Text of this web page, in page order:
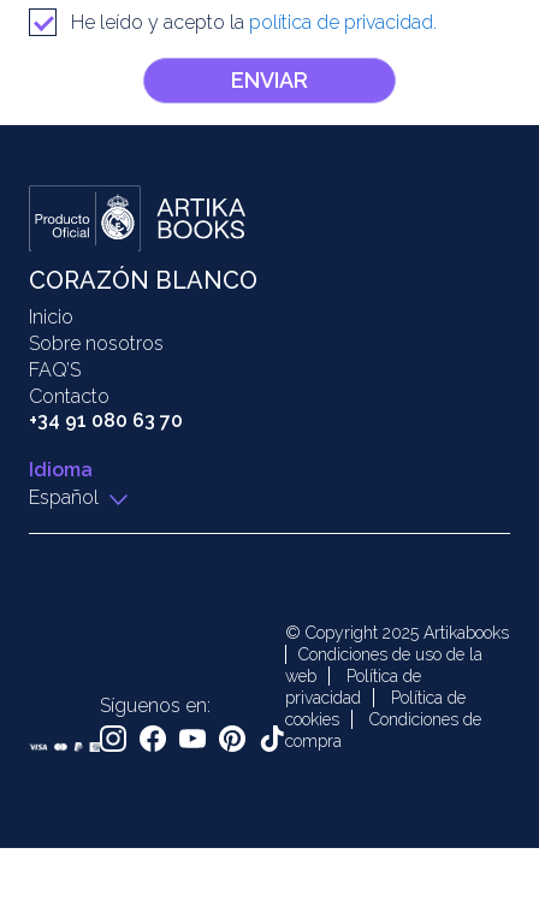
He leído y acepto la política de privacidad.
ENVIAR
CORAZÓN BLANCO
Inicio
Sobre nosotros
FAQ’S
Contacto
+34 91 080 63 70
Idioma
Español
Síguenos en:
© Copyright 2025 Artikabooks
Condiciones de uso de la
web
Política de
privacidad
Política de
cookies
Condiciones de
compra